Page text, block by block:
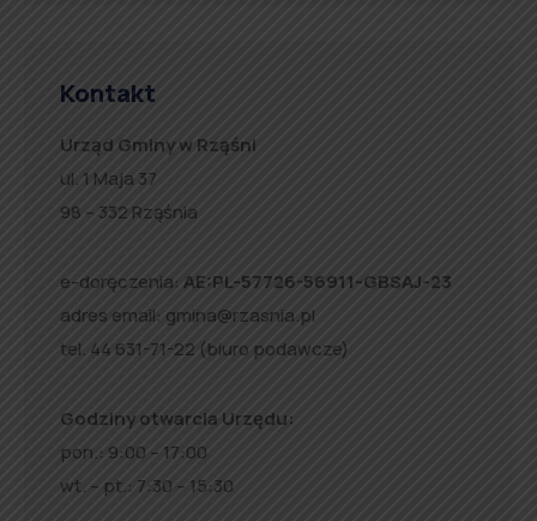
Kontakt
Urząd Gminy w Rząśni
ul. 1 Maja 37
98 – 332 Rząśnia
e-doręczenia: AE:PL-57726-56911-GBSAJ-23
adres email: gmina@rzasnia.pl
tel. 44 631-71-22 (biuro podawcze)
Godziny otwarcia Urzędu:
pon.: 9:00 – 17:00
wt. – pt.: 7:30 – 15:30